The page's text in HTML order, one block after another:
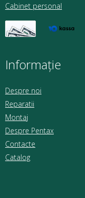
Cabinet personal
Informație
Despre noi
Reparatii
Montaj
Despre Pentax
Contacte
Catalog